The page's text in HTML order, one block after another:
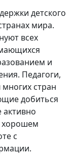
детского
мира.
всех
и
Педагоги,
стран
добиться
хорошем
с